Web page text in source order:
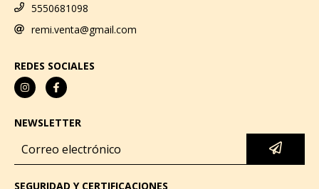
5550681098
remi.venta@gmail.com
REDES SOCIALES
NEWSLETTER
SEGURIDAD Y CERTIFICACIONES